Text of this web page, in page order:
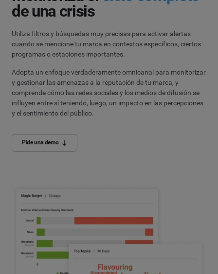
de una crisis
Utiliza filtros y búsquedas muy precisas para activar alertas
cuando se mencione tu marca en contextos específicos, ciertos
programas o estaciones importantes.
Adopta un enfoque verdaderamente omnicanal para monitorizar
y gestionar las amenazas a la reputación de tu marca, y
comprende cómo las redes sociales y los medios de difusión se
influyen entre sí teniendo, luego, un impacto en las percepciones
y el sentimiento del público.
Pide una demo